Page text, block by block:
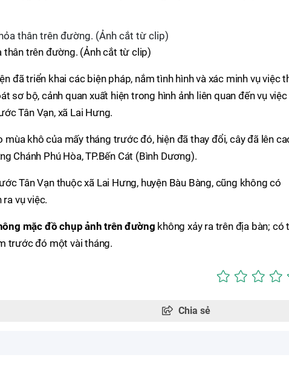
trên đường. (Ảnh cắt từ clip)
đã triển khai các biện pháp, nắm tình hình và xác minh vụ việc
sơ bộ, cảnh quan xuất hiện trong hình ảnh liên quan đến vụ việc
Tân Vạn, xã Lai Hưng.
mùa khô của mấy tháng trước đó, hiện đã thay đổi, cây đã lên
Chánh Phú Hòa, TP.Bến Cát (Bình Dương).
Tân Vạn thuộc xã Lai Hưng, huyện Bàu Bàng, cũng không có
vụ việc.
mặc đồ chụp ảnh trên đường không xảy ra trên địa bàn; có
trước đó một vài tháng.
Chia sẻ